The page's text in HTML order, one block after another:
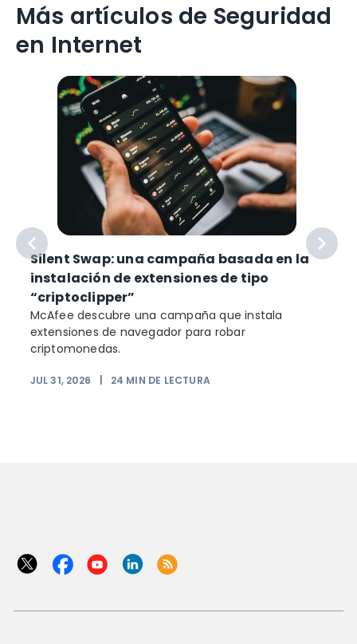
Más artículos de Seguridad
en Internet
Silent Swap: una campaña basada en la
instalación de extensiones de tipo
“criptoclipper”
McAfee descubre una campaña que instala
extensiones de navegador para robar
criptomonedas.
JUL 31, 2026 24 MIN DE LECTURA